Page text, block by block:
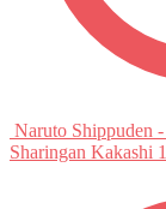
Naruto Shippuden
Sharingan Kakashi